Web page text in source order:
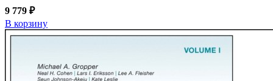
9 779 ₽
В корзину